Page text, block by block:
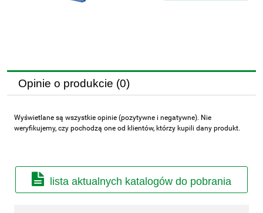
Opinie o produkcie (0)
Wyświetlane są wszystkie opinie (pozytywne i negatywne). Nie
weryfikujemy, czy pochodzą one od klientów, którzy kupili dany produkt.
lista aktualnych katalogów do pobrania